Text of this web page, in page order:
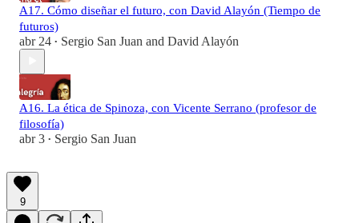
A17. Cómo diseñar el futuro, con David Alayón (Tiempo de
futuros)
abr 24 • Sergio San Juan and David Alayón
A16. La ética de Spinoza, con Vicente Serrano (profesor de
filosofía)
abr 3 • Sergio San Juan
9